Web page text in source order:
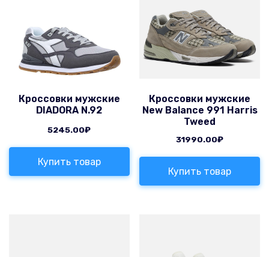
Кроссовки мужские
DIADORA N.92
5245.00₽
Купить товар
Кроссовки мужские
New Balance 991 Harris
Tweed
31990.00₽
Купить товар